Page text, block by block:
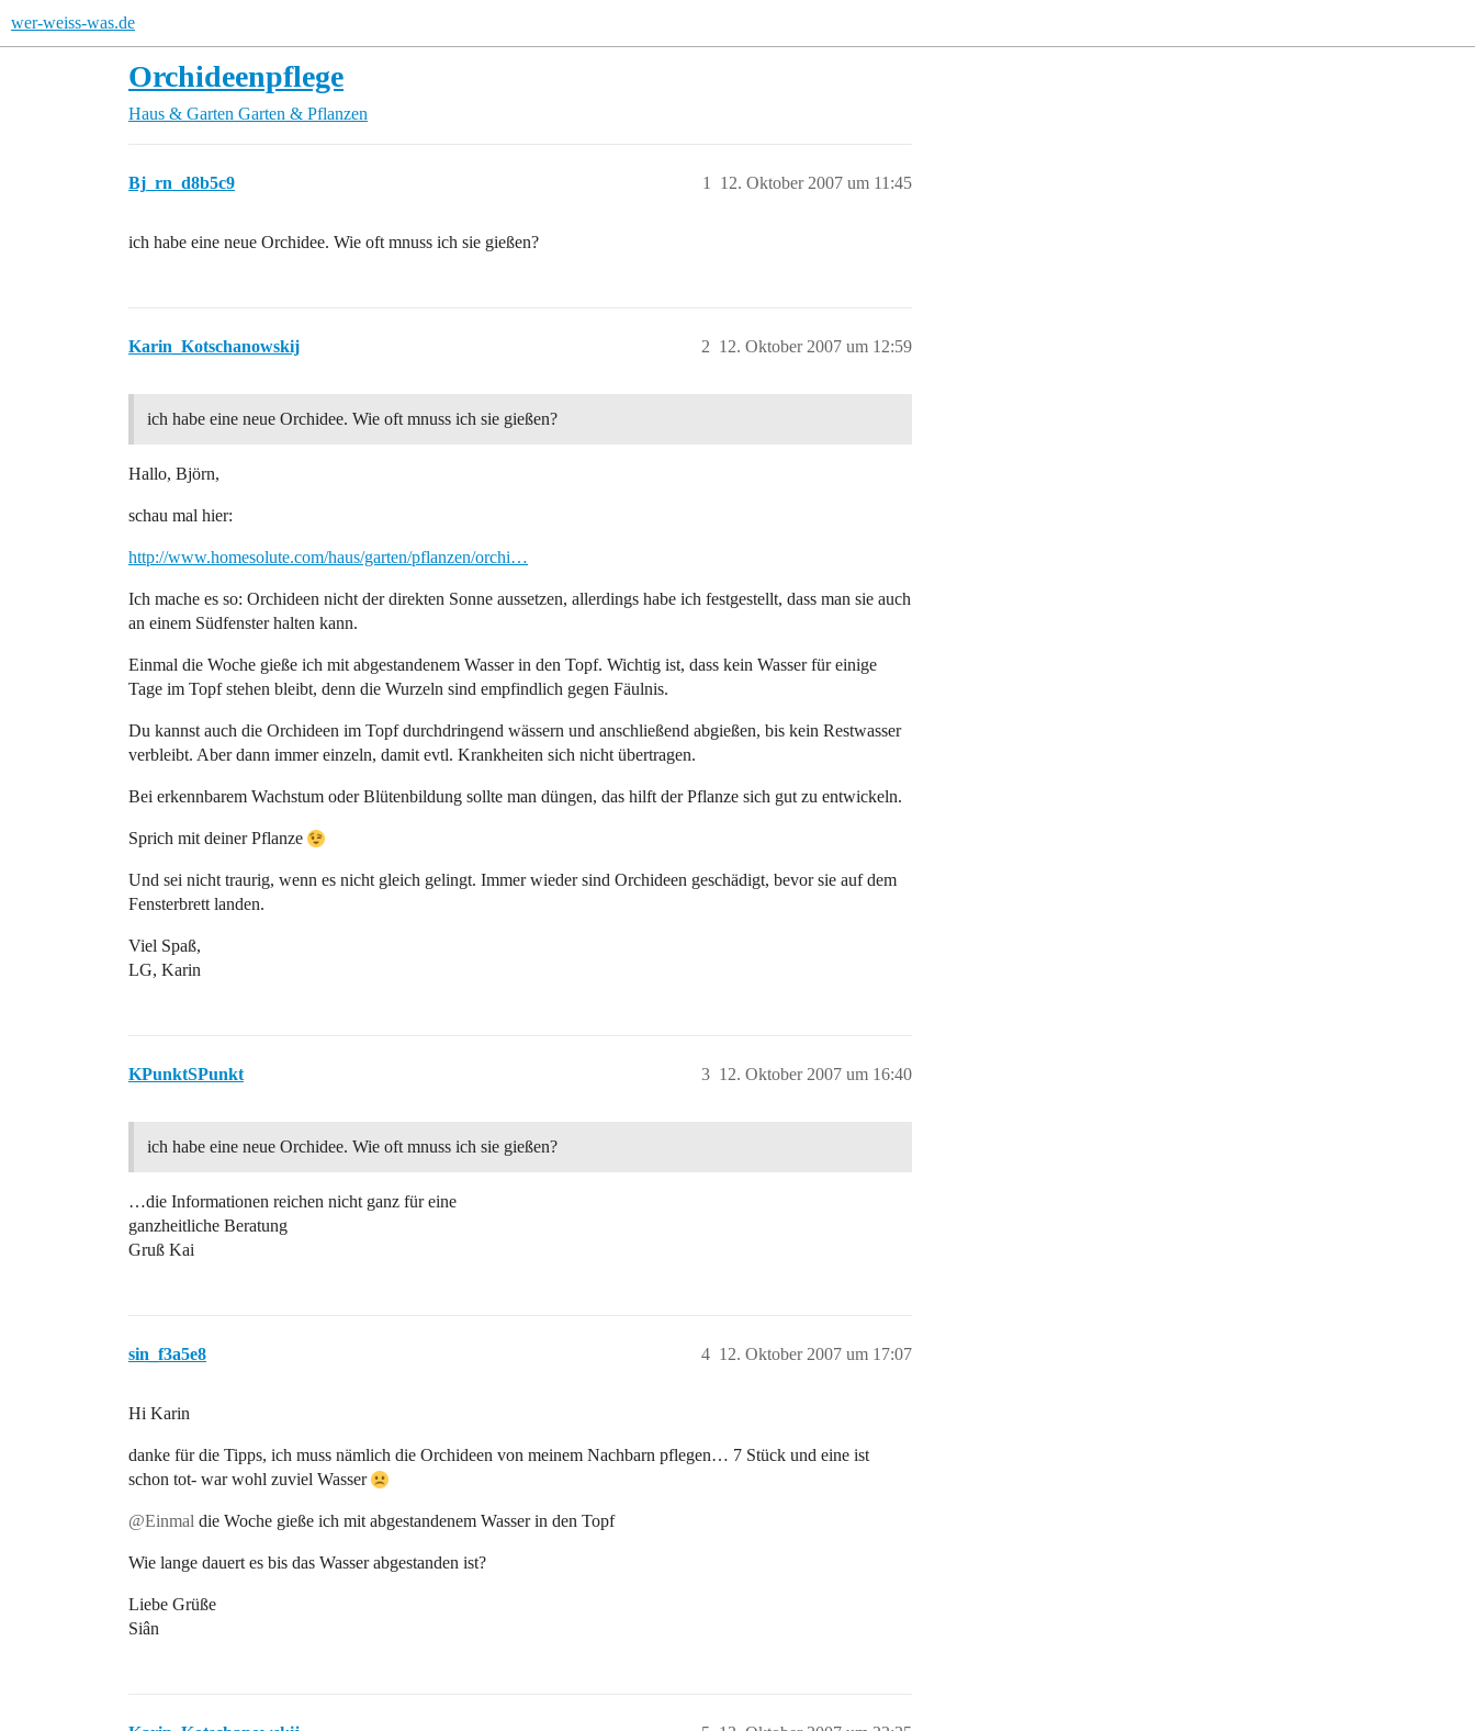
wer-weiss-was.de
Orchideenpflege
Haus & Garten Garten & Pflanzen
Bj_rn_d8b5c9 12. Oktober 2007 um 11:45
1
ich habe eine neue Orchidee. Wie oft mnuss ich sie gießen?
Karin_Kotschanowskij 12. Oktober 2007 um 12:59
2
ich habe eine neue Orchidee. Wie oft mnuss ich sie gießen?
Hallo, Björn,
schau mal hier:
http://www.homesolute.com/haus/garten/pflanzen/orchi…
Ich mache es so: Orchideen nicht der direkten Sonne aussetzen, allerdings habe ich festgestellt, dass man sie auch
an einem Südfenster halten kann.
Einmal die Woche gieße ich mit abgestandenem Wasser in den Topf. Wichtig ist, dass kein Wasser für einige
Tage im Topf stehen bleibt, denn die Wurzeln sind empfindlich gegen Fäulnis.
Du kannst auch die Orchideen im Topf durchdringend wässern und anschließend abgießen, bis kein Restwasser
verbleibt. Aber dann immer einzeln, damit evtl. Krankheiten sich nicht übertragen.
Bei erkennbarem Wachstum oder Blütenbildung sollte man düngen, das hilft der Pflanze sich gut zu entwickeln.
Sprich mit deiner Pflanze
Und sei nicht traurig, wenn es nicht gleich gelingt. Immer wieder sind Orchideen geschädigt, bevor sie auf dem
Fensterbrett landen.
Viel Spaß,
LG, Karin
KPunktSPunkt 12. Oktober 2007 um 16:40
3
ich habe eine neue Orchidee. Wie oft mnuss ich sie gießen?
…die Informationen reichen nicht ganz für eine
ganzheitliche Beratung
Gruß Kai
sin_f3a5e8 12. Oktober 2007 um 17:07
4
Hi Karin
danke für die Tipps, ich muss nämlich die Orchideen von meinem Nachbarn pflegen… 7 Stück und eine ist
schon tot- war wohl zuviel Wasser
@Einmal die Woche gieße ich mit abgestandenem Wasser in den Topf
Wie lange dauert es bis das Wasser abgestanden ist?
Liebe Grüße
Siân